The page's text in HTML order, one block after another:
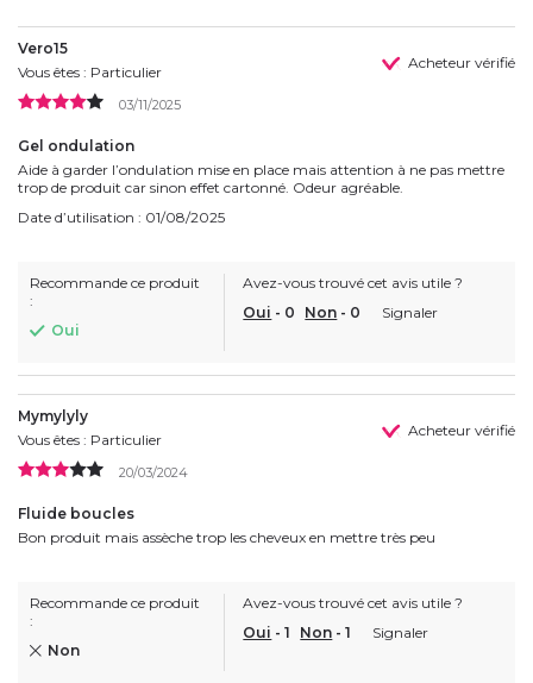
Vero15
Vous êtes : Particulier
Acheteur vérifié
03/11/2025
Gel ondulation
Aide à garder l’ondulation mise en place mais attention à ne pas mettre
trop de produit car sinon effet cartonné. Odeur agréable.
Date d’utilisation : 01/08/2025
Recommande ce produit
:
Oui
Avez-vous trouvé cet avis utile ?
Oui - 0 Non - 0 Signaler
Mymylyly
Vous êtes : Particulier
Acheteur vérifié
20/03/2024
Fluide boucles
Bon produit mais assèche trop les cheveux en mettre très peu
Recommande ce produit
:
Non
Avez-vous trouvé cet avis utile ?
Oui -1 Non -1 Signaler